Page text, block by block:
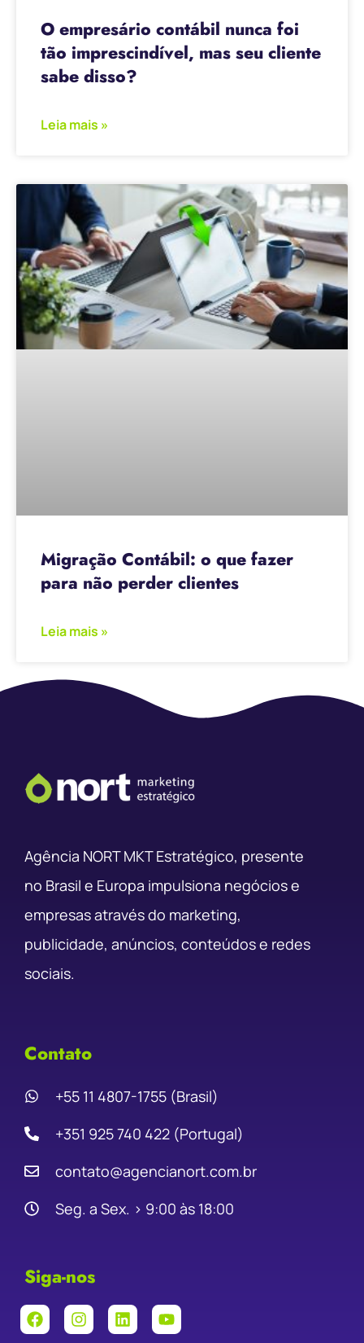
O empresário contábil nunca foi
tão imprescindível, mas seu cliente
sabe disso?
Leia mais »
Migração Contábil: o que fazer
para não perder clientes
Leia mais »
Agência NORT MKT Estratégico, presente
no Brasil e Europa impulsiona negócios e
empresas através do marketing,
publicidade, anúncios, conteúdos e redes
sociais.
Contato
+55 11 4807-1755 (Brasil)
+351 925 740 422 (Portugal)
contato@agencianort.com.br
Seg. a Sex. › 9:00 às 18:00
Siga-nos